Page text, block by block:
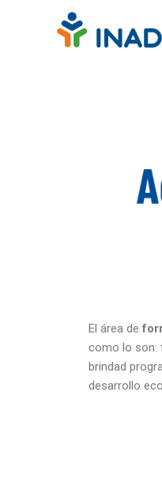
El área de
como lo son:
brindad
desarrollo